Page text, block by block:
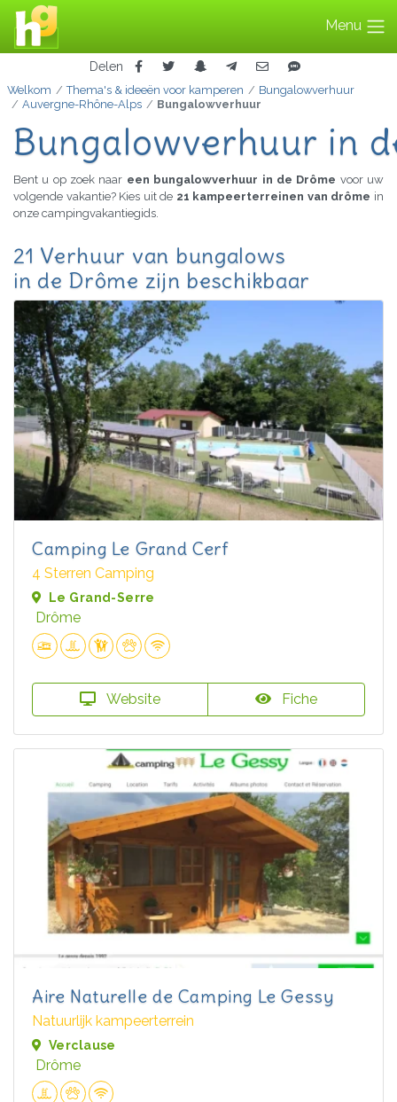
Menu
Delen
Welkom Thema's & ideeën voor kamperen
Bungalowverhuur
Auvergne-Rhône-Alps
Bungalowverhuur
Bungalowverhuur in
Bent u op zoek naar een bungalowverhuur in de Drôme voor uw
volgende vakantie? Kies uit de 21 kampeerterreinen van drôme in
onze campingvakantiegids.
21 Verhuur van bungalows
in de Drôme zijn beschikbaar
Camping Le Grand Cerf
4 Sterren Camping
Le Grand-Serre
Drôme
Website Fiche
Aire Naturelle de Camping Le Gessy
Natuurlijk kampeerterrein
Verclause
Drôme